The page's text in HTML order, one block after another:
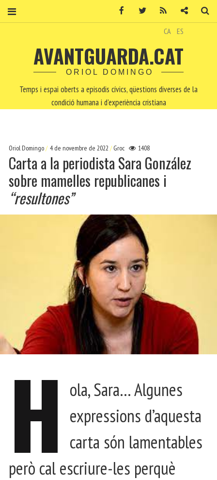
CA ES
AVANTGUARDA.CAT
ORIOL DOMINGO
Temps i espai oberts a episodis cívics, qüestions diverses de la
condició humana i d'experiència cristiana
Oriol Domingo 4 de novembre de 2022 Groc 1408
Carta a la periodista Sara González
sobre mamelles republicanes i
“resultones”
H ola, Sara… Algunes
expressions d’aquesta
carta són lamentables
però cal escriure-les perquè
Facebook Twitter Contacte